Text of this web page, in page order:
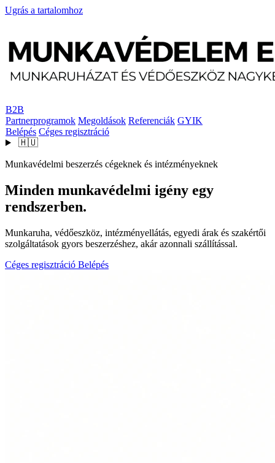
Ugrás a tartalomhoz
B2B
Partnerprogramok Megoldások Referenciák GYIK
Belépés Céges regisztráció
🇭🇺
Munkavédelmi beszerzés cégeknek és intézményeknek
Minden munkavédelmi igény egy
rendszerben.
Munkaruha, védőeszköz, intézményellátás, egyedi árak és szakértői
szolgáltatások gyors beszerzéshez, akár azonnali szállítással.
Céges regisztráció Belépés